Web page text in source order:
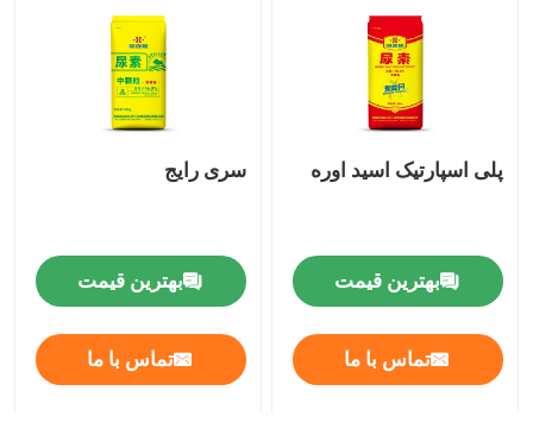
اوره درجه خودرو
الکل فورفوریل
DMF
اسید هومیک
پلی اسپارتیک اسید اوره
بهترین قیمت
تماس با ما
سری رایج
بهترین قیمت
تماس با ما